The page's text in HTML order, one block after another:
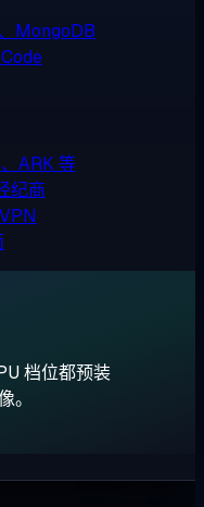
MongoDB
ARK 等
纪商
档位都预装
。